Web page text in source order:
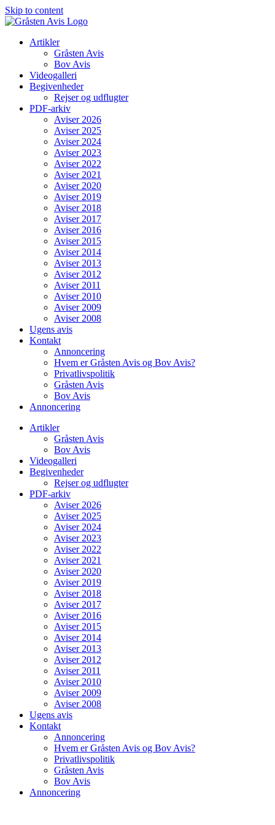
Skip to content
Artikler
Gråsten Avis
Bov Avis
Videogalleri
Begivenheder
Rejser og udflugter
PDF-arkiv
Aviser 2026
Aviser 2025
Aviser 2024
Aviser 2023
Aviser 2022
Aviser 2021
Aviser 2020
Aviser 2019
Aviser 2018
Aviser 2017
Aviser 2016
Aviser 2015
Aviser 2014
Aviser 2013
Aviser 2012
Aviser 2011
Aviser 2010
Aviser 2009
Aviser 2008
Ugens avis
Kontakt
Annoncering
Hvem er Gråsten Avis og Bov Avis?
Privatlivspolitik
Gråsten Avis
Bov Avis
Annoncering
Artikler
Gråsten Avis
Bov Avis
Videogalleri
Begivenheder
Rejser og udflugter
PDF-arkiv
Aviser 2026
Aviser 2025
Aviser 2024
Aviser 2023
Aviser 2022
Aviser 2021
Aviser 2020
Aviser 2019
Aviser 2018
Aviser 2017
Aviser 2016
Aviser 2015
Aviser 2014
Aviser 2013
Aviser 2012
Aviser 2011
Aviser 2010
Aviser 2009
Aviser 2008
Ugens avis
Kontakt
Annoncering
Hvem er Gråsten Avis og Bov Avis?
Privatlivspolitik
Gråsten Avis
Bov Avis
Annoncering